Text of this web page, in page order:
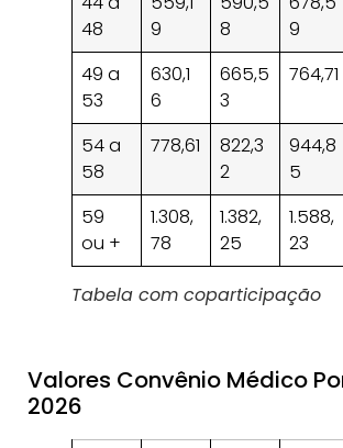
48
9
8
9
49 a
53
630,1
6
665,5
3
764,71
54 a
58
778,61
822,3
2
944,8
5
59
ou +
1.308,
78
1.382,
25
1.588,
23
Tabela com coparticipação
Valores Convênio Médico
2026